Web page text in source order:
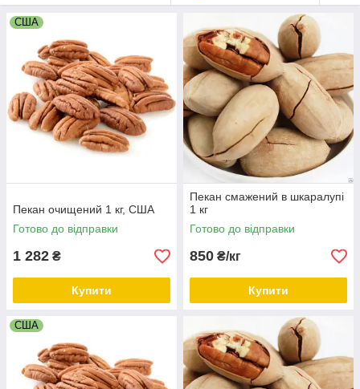
США
Пекан очищений 1 кг, США
Готово до відправки
1 282 ₴
Купити
Пекан смажений в шкаралупі
1 кг
Готово до відправки
850 ₴/кг
Купити
США